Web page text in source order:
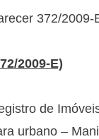
372/2009-
2009-E)
de
urbano –